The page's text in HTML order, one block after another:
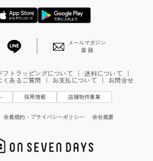
メールマガジン
登 録
フトラッピングについて ｜ 送料について ｜
くあるご質問 ｜ お支払について ｜ お問合せ
採用情報 店舗物件募集
会員規約・プライバシーポリシー 会社概要